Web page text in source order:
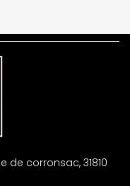
de corronsac, 31810